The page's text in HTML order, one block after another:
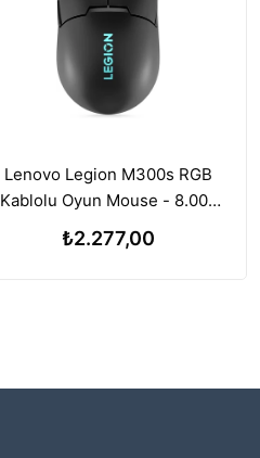
Lenovo Legion M300s RGB
Kablolu Oyun Mouse - 8.000
DPI Ayarlanabilir Sensör
₺2.277,00